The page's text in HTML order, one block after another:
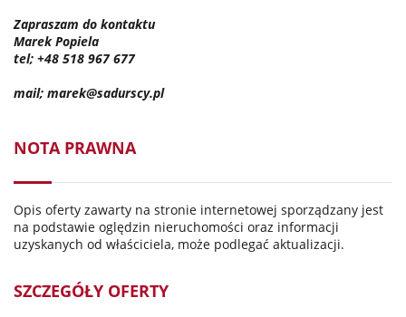
Zapraszam do kontaktu
Marek Popiela
tel; +48 518 967 677
mail; marek@sadurscy.pl
NOTA PRAWNA
Opis oferty zawarty na stronie internetowej sporządzany jest
na podstawie oględzin nieruchomości oraz informacji
uzyskanych od właściciela, może podlegać aktualizacji.
SZCZEGÓŁY OFERTY